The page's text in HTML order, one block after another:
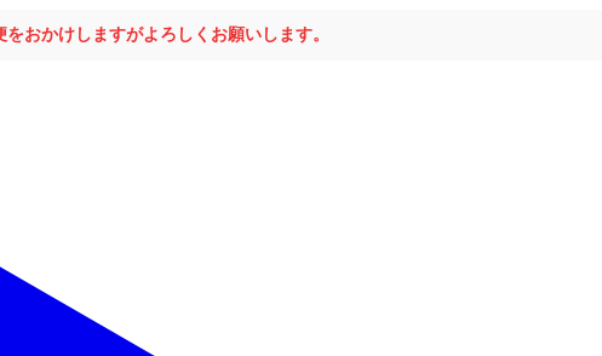
おかけしますがよろしくお願いします。